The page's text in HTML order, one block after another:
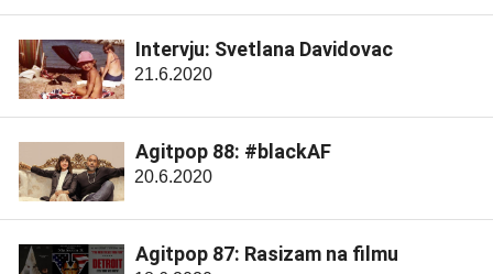
Intervju: Svetlana Davidovac
21.6.2020
Agitpop 88: #blackAF
20.6.2020
Agitpop 87: Rasizam na filmu